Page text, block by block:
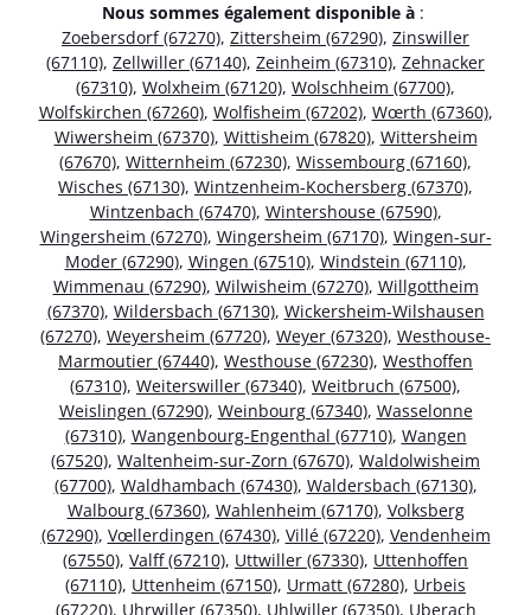
Nous sommes également disponible à :
Zoebersdorf (67270), Zittersheim (67290), Zinswiller
(67110), Zellwiller (67140), Zeinheim (67310), Zehnacker
(67310), Wolxheim (67120), Wolschheim (67700),
Wolfskirchen (67260), Wolfisheim (67202), Wœrth (67360),
Wiwersheim (67370), Wittisheim (67820), Wittersheim
(67670), Witternheim (67230), Wissembourg (67160),
Wisches (67130), Wintzenheim-Kochersberg (67370),
Wintzenbach (67470), Wintershouse (67590),
Wingersheim (67270), Wingersheim (67170), Wingen-sur-
Moder (67290), Wingen (67510), Windstein (67110),
Wimmenau (67290), Wilwisheim (67270), Willgottheim
(67370), Wildersbach (67130), Wickersheim-Wilshausen
(67270), Weyersheim (67720), Weyer (67320), Westhouse-
Marmoutier (67440), Westhouse (67230), Westhoffen
(67310), Weiterswiller (67340), Weitbruch (67500),
Weislingen (67290), Weinbourg (67340), Wasselonne
(67310), Wangenbourg-Engenthal (67710), Wangen
(67520), Waltenheim-sur-Zorn (67670), Waldolwisheim
(67700), Waldhambach (67430), Waldersbach (67130),
Walbourg (67360), Wahlenheim (67170), Volksberg
(67290), Vœllerdingen (67430), Villé (67220), Vendenheim
(67550), Valff (67210), Uttwiller (67330), Uttenhoffen
(67110), Uttenheim (67150), Urmatt (67280), Urbeis
(67220), Uhrwiller (67350), Uhlwiller (67350), Uberach